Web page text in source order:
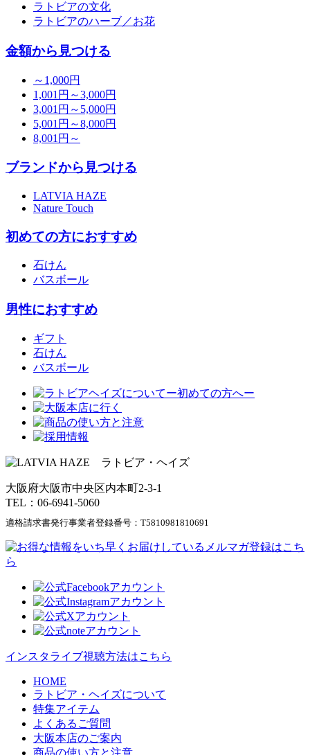
ラトビアの文化
ラトビアのハーブ／お花
金額から見つける
～1,000円
1,001円～3,000円
3,001円～5,000円
5,001円～8,000円
8,001円～
ブランドから見つける
LATVIA HAZE
Nature Touch
初めての方におすすめ
石けん
バスボール
男性におすすめ
ギフト
石けん
バスボール
大阪府大阪市中央区内本町2-3-1
TEL：06-6941-5060
適格請求書発行事業者登録番号： T5810981810691
インスタライブ視聴方法はこちら
HOME
ラトビア・ヘイズについて
特集アイテム
よくあるご質問
大阪本店のご案内